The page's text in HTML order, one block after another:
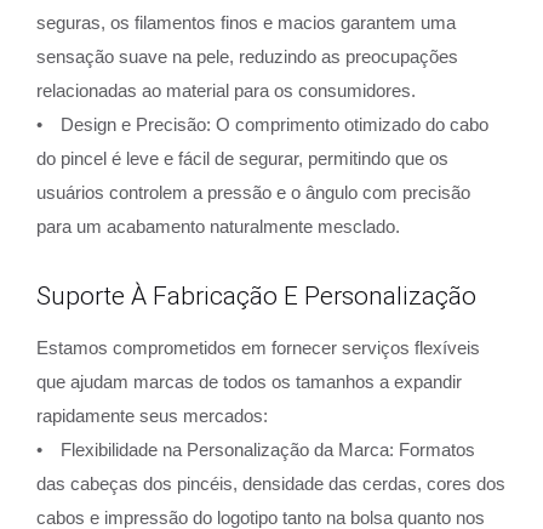
seguras, os filamentos finos e macios garantem uma
sensação suave na pele, reduzindo as preocupações
relacionadas ao material para os consumidores.
• Design e Precisão: O comprimento otimizado do cabo
do pincel é leve e fácil de segurar, permitindo que os
usuários controlem a pressão e o ângulo com precisão
para um acabamento naturalmente mesclado.
Suporte À Fabricação E Personalização
Estamos comprometidos em fornecer serviços flexíveis
que ajudam marcas de todos os tamanhos a expandir
rapidamente seus mercados:
• Flexibilidade na Personalização da Marca: Formatos
das cabeças dos pincéis, densidade das cerdas, cores dos
cabos e impressão do logotipo tanto na bolsa quanto nos